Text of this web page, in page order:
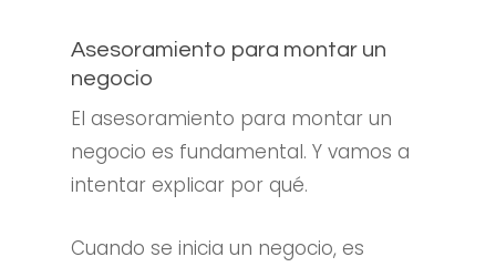
Asesoramiento para montar un
negocio
El asesoramiento para montar un
negocio es fundamental. Y vamos a
intentar explicar por qué.
Cuando se inicia un negocio, es